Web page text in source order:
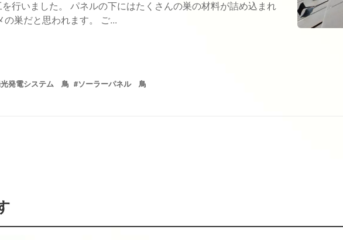
行いました。 パネルの下にはたくさんの巣の材料が詰め込まれ
の巣だと思われます。 ご...
発電システム 鳥 #ソーラーパネル 鳥